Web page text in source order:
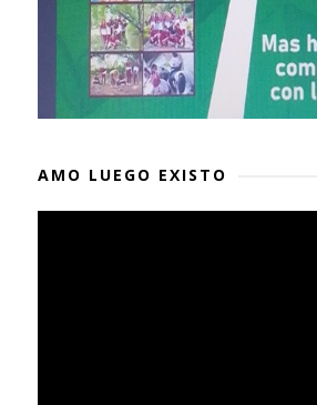
AMO LUEGO EXISTO